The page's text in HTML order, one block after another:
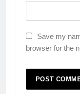
Save my
browser for the